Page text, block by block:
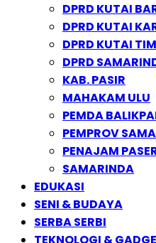
DPRD KUTAI
DPRD KUTAI
DPRD KUTAI
DPRD
KAB. PASIR
MAHAKAM ULU
PEMDA
PEMPROV
PENAJAM
SAMARINDA
EDUKASI
SENI & BUDAYA
SERBA SERBI